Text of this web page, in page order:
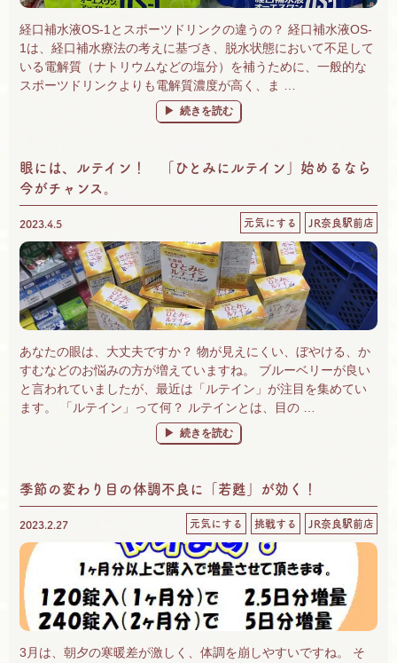
経口補水液OS-1とスポーツドリンクの違うの？ 経口補水液OS-
1は、経口補水療法の考えに基づき、脱水状態において不足して
いる電解質（ナトリウムなどの塩分）を補うために、一般的な
スポーツドリンクよりも電解質濃度が高く、ま …
“経口補水液とスポーツドリンクの違い。脱
続きを読む
眼には、ルテイン！ 「ひとみにルテイン」始めるなら
今がチャンス。
2023.4.5 元気にする JR奈良駅前店
あなたの眼は、大丈夫ですか？ 物が見えにくい、ぼやける、か
すむなどのお悩みの方が増えていますね。 ブルーベリーが良い
と言われていましたが、最近は「ルテイン」が注目を集めてい
ます。 「ルテイン」って何？ ルテインとは、目の …
“眼には、ルテイン！ 「ひとみにルテイン
続きを読む
季節の変わり目の体調不良に「若甦」が効く！
2023.2.27 元気にする 挑戦する JR奈良駅前店
3月は、朝夕の寒暖差が激しく、体調を崩しやすいですね。 そ